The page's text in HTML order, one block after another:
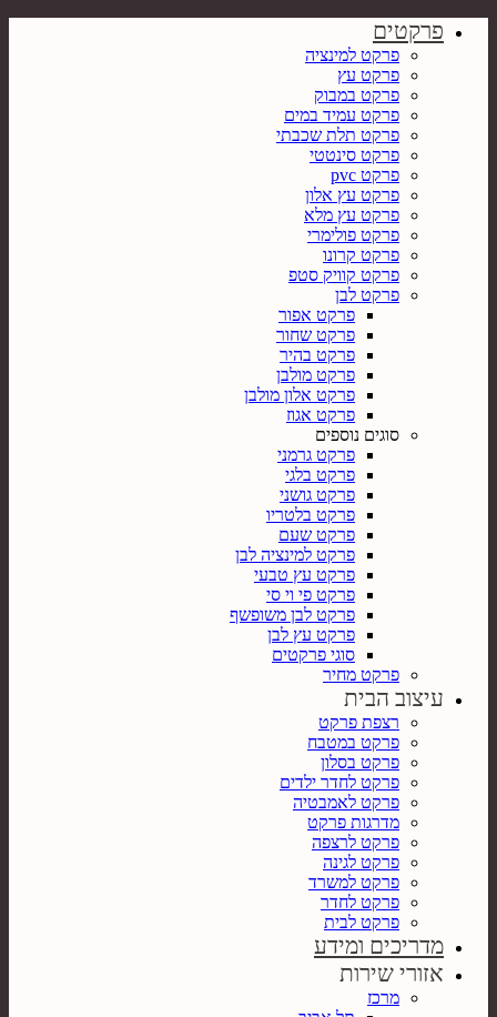
פרקטים
פרקט למינציה
פרקט עץ
פרקט במבוק
פרקט עמיד במים
פרקט תלת שכבתי
פרקט סינטטי
פרקט pvc
פרקט עץ אלון
פרקט עץ מלא
פרקט פולימרי
פרקט קרונו
פרקט קוויק סטפ
פרקט לבן
פרקט אפור
פרקט שחור
פרקט בהיר
פרקט מולבן
פרקט אלון מולבן
פרקט אגוז
סוגים נוספים
פרקט גרמני
פרקט בלגי
פרקט גושני
פרקט בלטריו
פרקט שעם
פרקט למינציה לבן
פרקט עץ טבעי
פרקט פי וי סי
פרקט לבן משופשף
פרקט עץ לבן
סוגי פרקטים
פרקט מחיר
עיצוב הבית
רצפת פרקט
פרקט במטבח
פרקט בסלון
פרקט לחדר ילדים
פרקט לאמבטיה
מדרגות פרקט
פרקט לרצפה
פרקט לגינה
פרקט למשרד
פרקט לחדר
פרקט לבית
מדריכים ומידע
אזורי שירות
מרכז